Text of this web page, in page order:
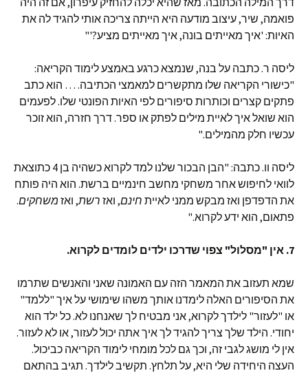
פואמה, שיר, עיצוב מודעה היא הייתה צריכה אותי להגיד לה את
האיות: 'איך מאייתים בונה, איך מאייתים מציע?'"
ליסה ר. כתבה על בנה, שנמצא כרגע באמצע לימוד הקריאה:
"כישורי הקריאה שלו מתקשרים למאמצי הכתיבה. … הוא כתב
פתקים קצרים וכותרות סיפורים לפי האיות הפונטי שלו. לפעמים
הוא שואל איך לאיית מילים לפתק או ספר. דרך חזרה, הוא זוכר
עכשיו חלק מהמילים."
ליסה וו. כתבה: "הבן הבכור שלנו למד לקרוא כשהיה בן 4 כתוצאת
לוואי לחיפוש אחר משחקי מחשב חינמיים ברשת. הוא היה פותח
את הדפדפן ואז מבקש ממני לאיית חינם, ואז רשת, ואז משחקים.
פתאום, הוא ידע לקרוא."
7. אין "מסלול" צפוי שדרכו ילדים לומדים לקרוא.
שמא תעזוב את המאמר הזה עם האמונה שאני והאנשים שתרמו
את הסיפורים האלה לימדנו אותך משהו שימושי על איך "ללמד"
או "לעזור" לילדך לקרוא, אני מבטיח לך שאנחנו לא. כל ילד הוא
יחודי. הילד שלך צריך להגיד לך איך אתה יכול לעזור, או לא לעזור.
אין לי מושג לגבי זה, וכך גם לכל מומחי לימוד הקריאה כביכול.
העצה היחידה שלי היא, על תלחץ. תקשיב לילדך. תגיב בהתאם